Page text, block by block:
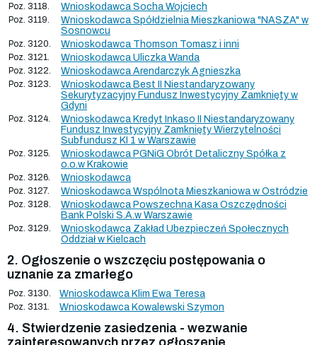
Poz. 3118. Wnioskodawca Socha Wojciech
Poz. 3119.
Wnioskodawca Spółdzielnia Mieszkaniowa "NASZA" w
Sosnowcu
Poz. 3120. Wnioskodawca Thomson Tomasz i inni
Poz. 3121. Wnioskodawca Uliczka Wanda
Poz. 3122. Wnioskodawca Arendarczyk Agnieszka
Poz. 3123.
Wnioskodawca Best II Niestandaryzowany
Sekurytyzacyjny Fundusz Inwestycyjny Zamknięty w
Gdyni
Poz. 3124.
Wnioskodawca Kredyt Inkaso II Niestandaryzowany
Fundusz Inwestycyjny Zamknięty Wierzytelności
Subfundusz KI 1 w Warszawie
Poz. 3125.
Wnioskodawca PGNiG Obrót Detaliczny Spółka z
o.o.w Krakowie
Poz. 3126. Wnioskodawca
Poz. 3127. Wnioskodawca Wspólnota Mieszkaniowa w Ostródzie
Poz. 3128.
Wnioskodawca Powszechna Kasa Oszczędności
Bank Polski S.A.w Warszawie
Poz. 3129.
Wnioskodawca Zakład Ubezpieczeń Społecznych
Oddział w Kielcach
2. Ogłoszenie o wszczęciu postępowania o
uznanie za zmarłego
Poz. 3130. Wnioskodawca Klim Ewa Teresa
Poz. 3131. Wnioskodawca Kowalewski Szymon
4. Stwierdzenie zasiedzenia - wezwanie
zainteresowanych przez ogłoszenie